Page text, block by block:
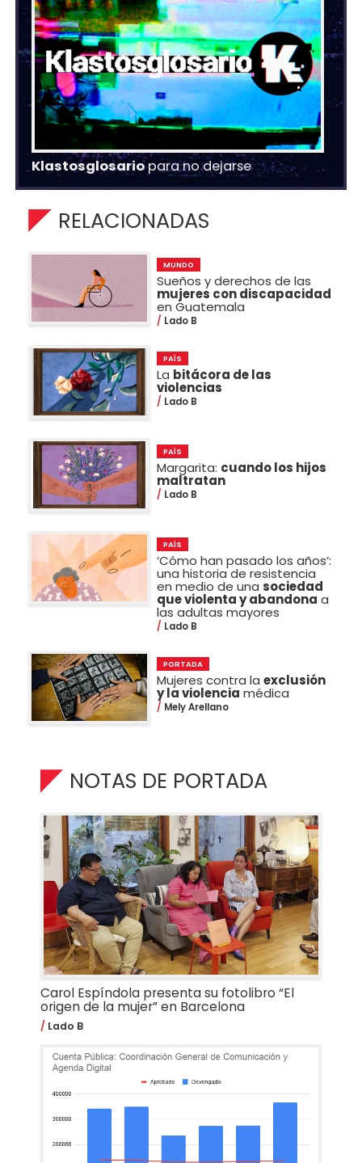
Klastosglosariopara no dejarse
RELACIONADAS
MUNDO
Sueños y derechos de las
mujeres con discapacidad
en Guatemala
Lado B
PAÍS
La bitácora de las
violencias
Lado B
PAÍS
Margarita: cuando los hijos
maltratan
Lado B
PAÍS
‘Cómo han pasado los años’:
una historia de resistencia
en medio de unasociedad
que violenta y abandona a
las adultas mayores
Lado B
PORTADA
Mujeres contra laexclusión
y la violencia médica
Mely Arellano
NOTAS DE PORTADA
Carol Espíndola presenta su fotolibro “El
origen de la mujer” en Barcelona
Lado B